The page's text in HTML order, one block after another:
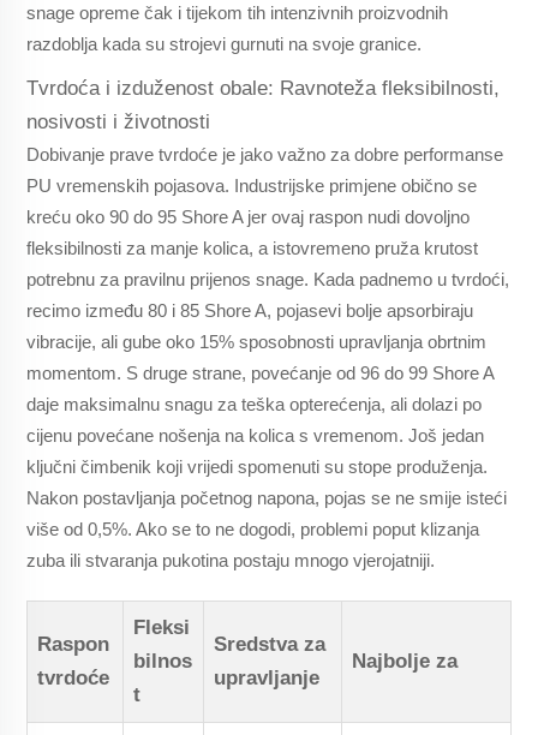
snage opreme čak i tijekom tih intenzivnih proizvodnih
razdoblja kada su strojevi gurnuti na svoje granice.
Tvrdoća i izduženost obale: Ravnoteža fleksibilnosti,
nosivosti i životnosti
Dobivanje prave tvrdoće je jako važno za dobre performanse
PU vremenskih pojasova. Industrijske primjene obično se
kreću oko 90 do 95 Shore A jer ovaj raspon nudi dovoljno
fleksibilnosti za manje kolica, a istovremeno pruža krutost
potrebnu za pravilnu prijenos snage. Kada padnemo u tvrdoći,
recimo između 80 i 85 Shore A, pojasevi bolje apsorbiraju
vibracije, ali gube oko 15% sposobnosti upravljanja obrtnim
momentom. S druge strane, povećanje od 96 do 99 Shore A
daje maksimalnu snagu za teška opterećenja, ali dolazi po
cijenu povećane nošenja na kolica s vremenom. Još jedan
ključni čimbenik koji vrijedi spomenuti su stope produženja.
Nakon postavljanja početnog napona, pojas se ne smije isteći
više od 0,5%. Ako se to ne dogodi, problemi poput klizanja
zuba ili stvaranja pukotina postaju mnogo vjerojatniji.
Raspon
tvrdoće
Fleksi
bilnos
t
Sredstva za
upravljanje
Najbolje za